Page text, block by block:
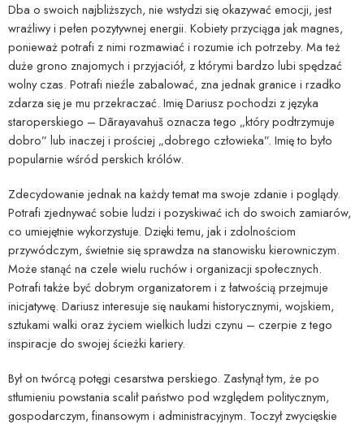
Dba o swoich najbliższych, nie wstydzi się okazywać emocji, jest
wrażliwy i pełen pozytywnej energii. Kobiety przyciąga jak magnes,
ponieważ potrafi z nimi rozmawiać i rozumie ich potrzeby. Ma też
duże grono znajomych i przyjaciół, z którymi bardzo lubi spędzać
wolny czas. Potrafi nieźle zabalować, zna jednak granice i rzadko
zdarza się je mu przekraczać. Imię Dariusz pochodzi z języka
staroperskiego – Dãrayavahuš oznacza tego „który podtrzymuje
dobro” lub inaczej i prościej „dobrego człowieka”. Imię to było
popularnie wśród perskich królów.
Zdecydowanie jednak na każdy temat ma swoje zdanie i poglądy.
Potrafi zjednywać sobie ludzi i pozyskiwać ich do swoich zamiarów,
co umiejętnie wykorzystuje. Dzięki temu, jak i zdolnościom
przywódczym, świetnie się sprawdza na stanowisku kierowniczym.
Może stanąć na czele wielu ruchów i organizacji społecznych.
Potrafi także być dobrym organizatorem i z łatwością przejmuje
inicjatywę. Dariusz interesuje się naukami historycznymi, wojskiem,
sztukami walki oraz życiem wielkich ludzi czynu – czerpie z tego
inspiracje do swojej ścieżki kariery.
Był on twórcą potęgi cesarstwa perskiego. Zasłynął tym, że po
stłumieniu powstania scalił państwo pod względem politycznym,
gospodarczym, finansowym i administracyjnym. Toczył zwycięskie